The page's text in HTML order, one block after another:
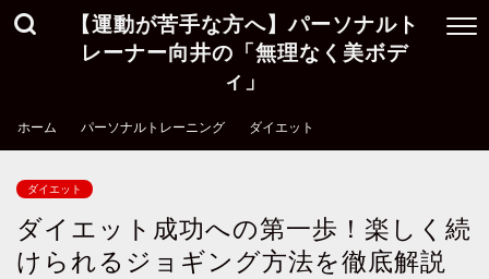
【運動が苦手な方へ】パーソナルト
レーナー向井の「無理なく美ボデ
ィ」
ホーム パーソナルトレーニング ダイエット
ダイエット
ダイエット成功への第一歩！楽しく続
けられるジョギング方法を徹底解説